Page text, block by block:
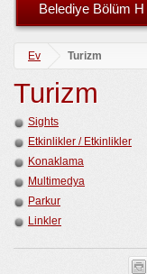
Belediye Bölüm H
Ev Turizm
Turizm
Sights
Etkinlikler / Etkinlikler
Konaklama
Multimedya
Parkur
Linkler